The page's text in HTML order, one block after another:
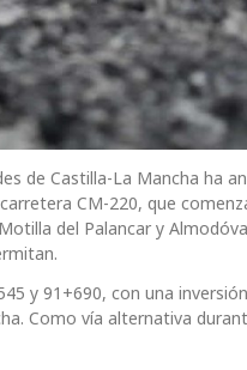
de Castilla-La Mancha ha
CM-220, que
del Palancar y
y 91+690, con una
Como vía alternativa